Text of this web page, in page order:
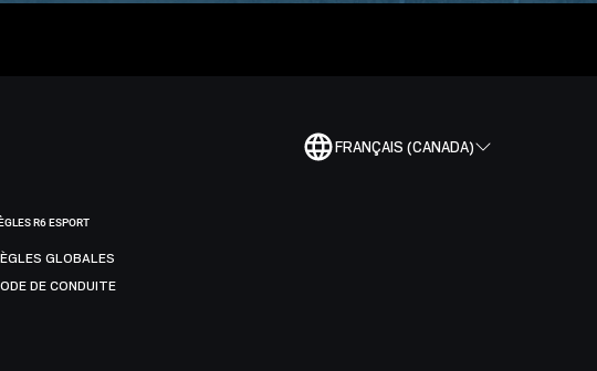
FRANÇAIS (CANADA)
R6 ESPORT
GLOBALES
DE CONDUITE